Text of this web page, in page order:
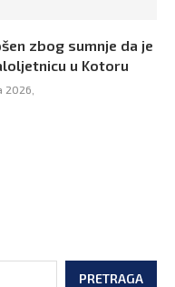
zbog sumnje da je
u Kotoru
2026,
PRETRAGA